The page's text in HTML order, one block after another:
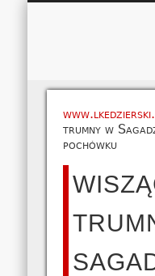
trumny w
pochówku